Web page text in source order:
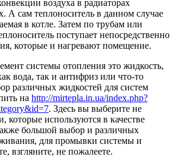
воздуха в радиаторах
А сам теплоноситель в данном случае
в котле. Затем по трубам или
поступает непосредственно
которые и нагревают помещение.
системы отопления это жидкость,
вода, так и антифриз или что-то
различных жидкостей для систем
на http://mirtepla.in.ua/index.php?
. Здесь вы выберите не
которые используются в качестве
большой выбор и различных
для промывки системы и
взгляните, не пожалеете.